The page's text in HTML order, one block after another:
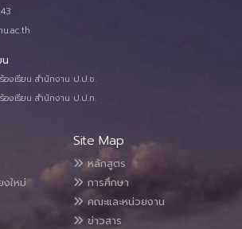
น
องเรียน สำนักงาน ป.ป.ช.
องเรียน สำนักงาน ป.ป.ท.
งใหม่
Site Map
หลักสูตร
การศึกษา
คณะและหน่วยงาน
ข่าวสาร